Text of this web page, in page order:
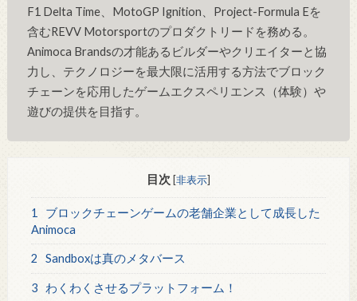
F1 Delta Time、MotoGP Ignition、Project-Formula Eを
含むREVV Motorsportのプロダクトリードを務める。
Animoca Brandsの才能あるビルダーやクリエイターと協
力し、テクノロジーを最大限に活用する方法でブロック
チェーンを応用したゲームエクスペリエンス（体験）や
遊びの提供を目指す。
目次 [非表示]
1
ブロックチェーンゲームの老舗企業として成長した
Animoca
2 Sandboxは真のメタバース
3 わくわくさせるプラットフォーム！